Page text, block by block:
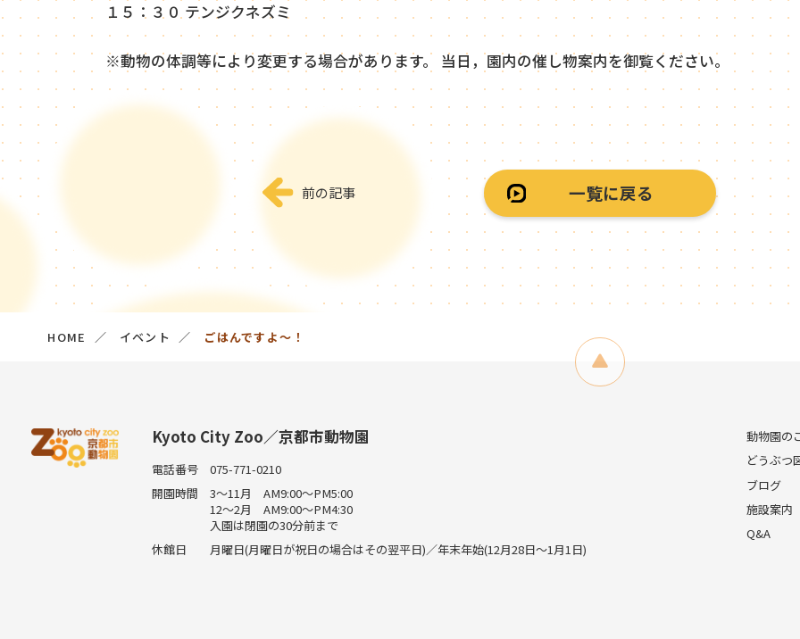
１５：３０ テンジクネズミ
※動物の体調等により変更する場合があります。 当日，園内の催し物案内を御覧ください。
前の記事 一覧に戻る
HOME イベント ごはんですよ～！
Kyoto City Zoo／京都市動物園
電話番号
075-771-0210
開園時間
3～11月 AM9:00～PM5:00
12～2月 AM9:00～PM4:30
入園は閉園の30分前まで
休館日
月曜日(月曜日が祝日の場合はその翌平日)／年末年始(12月28日～1月1日)
動物園の
どうぶつ
ブログ
施設案内
Q&A